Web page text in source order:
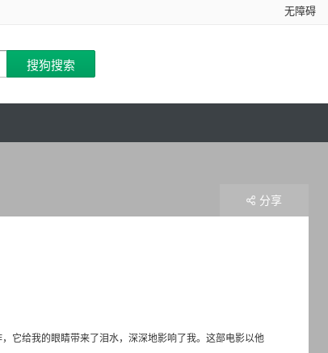
无障碍
它给我的眼睛带来了泪水，深深地影响了我。这部电影以他
分享